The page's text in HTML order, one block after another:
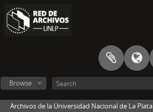
Browse
Archivos de la Universidad Nacional de La Plata